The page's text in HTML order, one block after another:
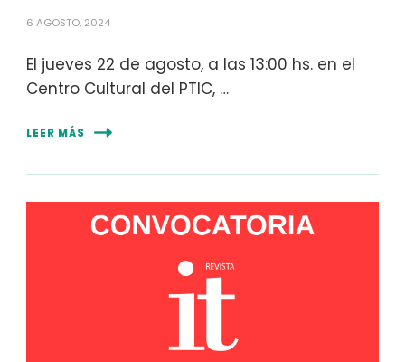
6 AGOSTO, 2024
El jueves 22 de agosto, a las 13:00 hs. en el
Centro Cultural del PTIC, …
LEER MÁS